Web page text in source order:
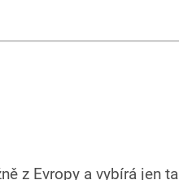
z Evropy a vybírá jen ta